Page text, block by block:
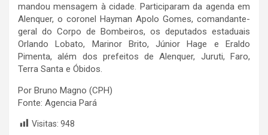
mandou mensagem à cidade. Participaram da agenda em
Alenquer, o coronel Hayman Apolo Gomes, comandante-
geral do Corpo de Bombeiros, os deputados estaduais
Orlando Lobato, Marinor Brito, Júnior Hage e Eraldo
Pimenta, além dos prefeitos de Alenquer, Juruti, Faro,
Terra Santa e Óbidos.
Por Bruno Magno (CPH)
Fonte: Agencia Pará
Visitas: 948